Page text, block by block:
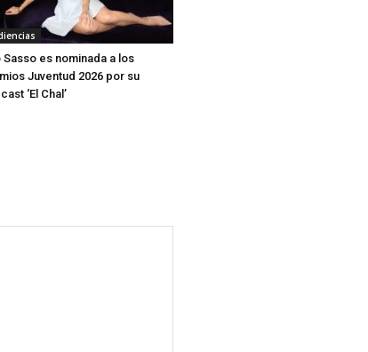
Sasso es nominada a los
Juventud 2026 por su
‘El Chal’